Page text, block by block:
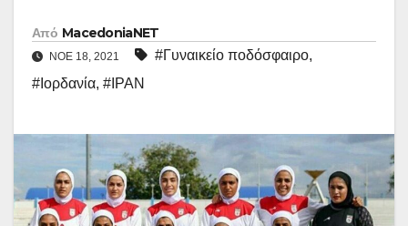
Από MacedoniaNET
ΝΟΈ 18, 2021 #Γυναικείο ποδόσφαιρο,
#Ιορδανία, #ΙΡΑΝ